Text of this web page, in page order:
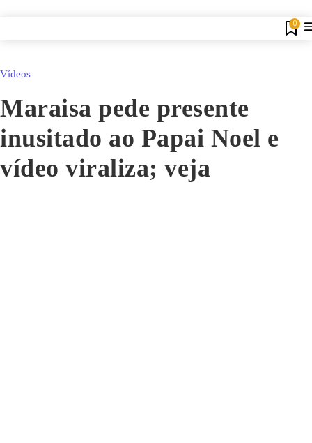
0
Vídeos
Maraisa pede presente
inusitado ao Papai Noel e
vídeo viraliza; veja